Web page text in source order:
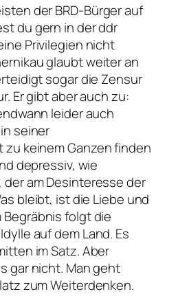
der BRD-Bürger auf
du gern in der ddr
Privilegien nicht
glaubt weiter an
sogar die Zensur
Er gibt aber auch zu:
leider auch
seiner
keinem Ganzen finden
depressiv, wie
am Desinteresse der
bleibt, ist die Liebe und
Begräbnis folgt die
auf dem Land. Es
im Satz. Aber
gar nicht. Man geht
zum Weiterdenken.